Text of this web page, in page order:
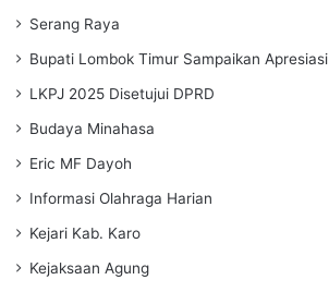
Serang Raya
Bupati Lombok Timur Sampaikan Apresiasi
LKPJ 2025 Disetujui DPRD
Budaya Minahasa
Eric MF Dayoh
Informasi Olahraga Harian
Kejari Kab. Karo
Kejaksaan Agung